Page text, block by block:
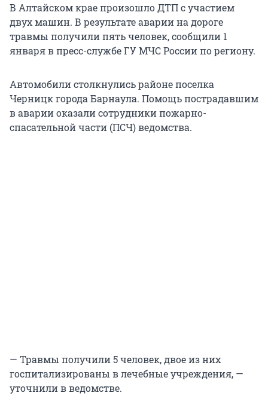
В Алтайском крае произошло ДТП с участием
двух машин. В результате аварии на дороге
травмы получили пять человек, сообщили 1
января в пресс-службе ГУ МЧС России по региону.
Автомобили столкнулись районе поселка
Черницк города Барнаула. Помощь пострадавшим
в аварии оказали сотрудники пожарно-
спасательной части (ПСЧ) ведомства.
— Травмы получили 5 человек, двое из них
госпитализированы в лечебные учреждения, —
уточнили в ведомстве.